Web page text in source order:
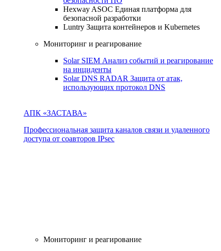
Hexway ASOC Единая платформа для
безопасной разработки
Luntry Защита контейнеров и Kubernetes
Мониторинг и реагирование
Solar SIEM Анализ событий и реагирование
на инциденты
Solar DNS RADAR Защита от атак,
использующих протокол DNS
АПК «ЗАСТАВА»
Профессиональная защита каналов связи и удаленного
доступа от соавторов IPsec
Мониторинг и реагирование